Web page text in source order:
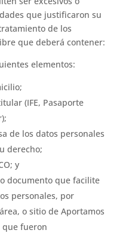
que justificaron su
de los
que deberá contener:
elementos:
(IFE, Pasaporte
de los datos personales
derecho;
y
documento que facilite
personales, por
o sitio de Aportamos
que fueron